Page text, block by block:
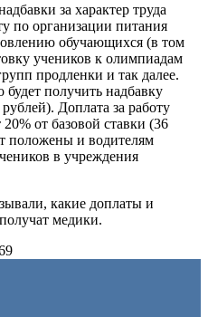
за характер труда
по организации питания
обучающихся (в том
учеников к олимпиадам
продленки и так далее.
получить надбавку
Доплата за работу
от базовой ставки (36
положены и водителям
в учреждения
какие доплаты и
медики.